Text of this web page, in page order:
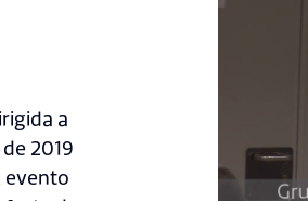
a
2019
evento